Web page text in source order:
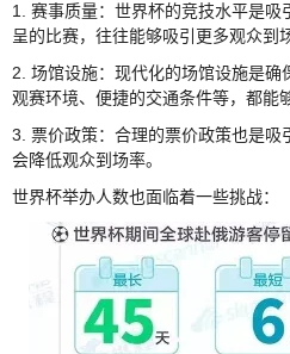
1. 赛事质量：世界杯的竞技水平是
呈的比赛，往往能够吸引更多观众到
2. 场馆设施：现代化的场馆设施是确
观赛环境、便捷的交通条件等，都能
3. 票价政策：合理的票价政策也是吸
会降低观众到场率。
世界杯举办人数也面临着一些挑战：